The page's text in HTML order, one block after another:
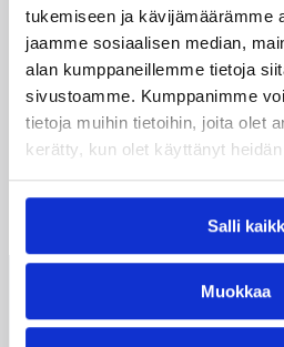
tukemiseen ja kävijämäärämme
jaamme sosiaalisen median,
alan kumppaneillemme tietoja
sivustoamme. Kumppanimme
tietoja muihin tietoihin, joita olet
kerätty, kun olet käyttänyt
Salli
Muokkaa
Koripallomuseoyhdistykseen
asioissa (esimerkiksi
valtakunnalliset hankkeet,
yhteydessä yhdistyksen
Holopaiseen, p. 040 7011532.
Vanhoja RIBARI-lehtiä löydät
osoitteestaTÄÄLTÄ!